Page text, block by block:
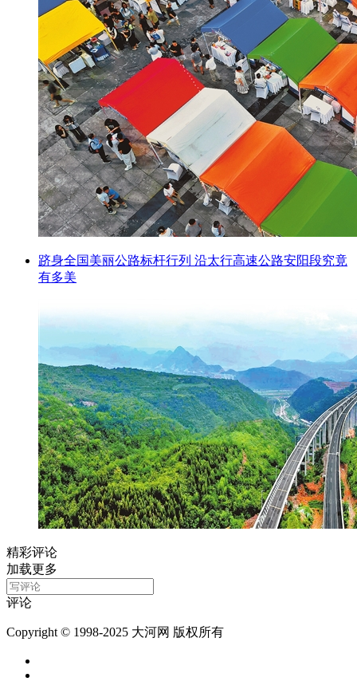
跻身全国美丽公路标杆行列 沿太行高速公路安阳段究竟
有多美
精彩评论
加载更多
评论
Copyright © 1998-2025 大河网 版权所有